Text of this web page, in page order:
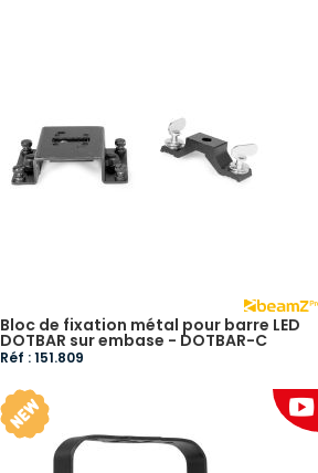
Bloc de fixation métal pour barre LED
DOTBAR sur embase - DOTBAR-C
Réf : 151.809